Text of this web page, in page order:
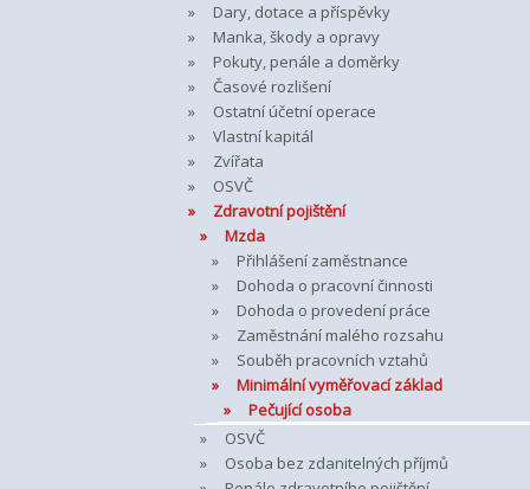
Dary, dotace a příspěvky
Manka, škody a opravy
Pokuty, penále a doměrky
Časové rozlišení
Ostatní účetní operace
Vlastní kapitál
Zvířata
OSVČ
Zdravotní pojištění
Mzda
Přihlášení zaměstnance
Dohoda o pracovní činnosti
Dohoda o provedení práce
Zaměstnání malého rozsahu
Souběh pracovních vztahů
Minimální vyměřovací základ
Pečující osoba
OSVČ
Osoba bez zdanitelných příjmů